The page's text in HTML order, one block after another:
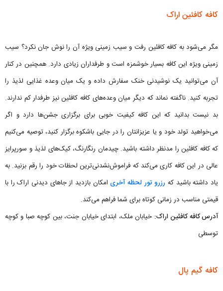
کافه کافئین اراک
مگر می‌شود به کافه کافئین رفت و سیب زمینی ویژه آن را نوش جان نکرد؟ سیب
زمینی ویژه این کافه بسیار خوشمزه است و طرفداران زیادی دارد. همچنین در کنار
آن می‌توانید یک نوشیدنی خنک سفارش داده و یک میان وعده غذایی لذیذ را
تجربه کنید. ناگفته نماند که دیگر میان وعده‌های کافه کافئین نیز طرفدار کم ندارند.
بد نیست بدانید که این کافه کیفیت خوبی برای برگزاری جشن‌ها دارد و اگر
می‌خواهید تولد خود و یا عزیزانتان را در جایی باشکوه برگزار کنید، توصیه می‌کنیم
که کافه کافئین را مدنظر داشته باشید. چیدمان رنگارنگ، کیک‌های لذیذ و سورپرایز
عالی در این کافه کاری می‌کند که فراموش‌نشدنی‌ترین لحظات خود را رقم بزنید. به
یاد داشته باشید که رزرو تور لحظه آخری امکان بازدید از جاهای دیدنی اراک را با
قیمتی مناسب در زمانی کوتاه برای شما فراهم می‌کند.
آدرس کافه کافئین اراک: خیابان ملک، ابتدای خیابان جنت، بین کوچه صبا و کوچه
توسطی
کافه گیم پال